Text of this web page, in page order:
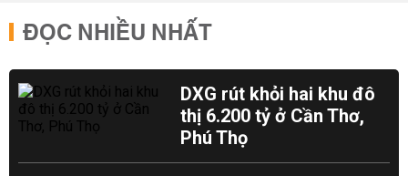
ĐỌC NHIỀU NHẤT
DXG rút khỏi hai khu đô
thị 6.200 tỷ ở Cần Thơ,
Phú Thọ